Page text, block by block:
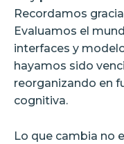
Recordamos
Evaluamos el
interfaces y
hayamos sido
reorganizando en
cognitiva.
Lo que cambia no